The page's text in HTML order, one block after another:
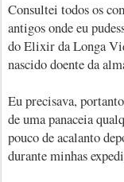
Consultei todos os
antigos onde eu
do Elixir da Longa
nascido doente da
Eu precisava,
de uma panaceia
pouco de acalanto
durante minhas